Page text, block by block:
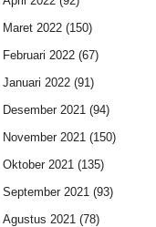
Maret 2022(150)
Februari 2022(67)
Januari 2022(91)
Desember 2021 (94)
November 2021 (150)
Oktober 2021 (135)
September 2021 (93)
Agustus 2021 (78)